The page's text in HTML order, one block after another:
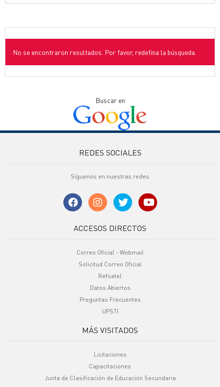
No se encontraron resultados. Por favor, redefina la búsqueda.
Buscar en
REDES SOCIALES
Síguenos en nuestras redes
ACCESOS DIRECTOS
Correo Oficial - Webmail
Solicitud Correo Oficial
Refsatel
Datos Abiertos
Preguntas Frecuentes
UPSTI
MÁS VISITADOS
Licitaciones
Capacitaciones
Junta de Clasificación de Educación Secundaria